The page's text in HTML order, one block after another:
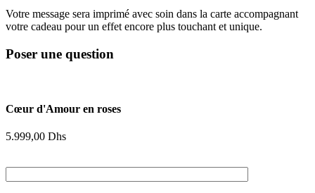
Votre message sera imprimé avec soin dans la carte accompagnant
votre cadeau pour un effet encore plus touchant et unique.
Poser une question
Cœur d'Amour en roses
5.999,00 Dhs